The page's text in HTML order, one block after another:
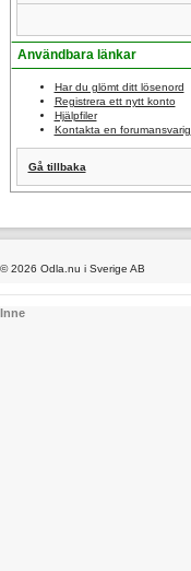
Användbara länkar
Har du glömt ditt lösenord
Registrera ett nytt konto
Hjälpfiler
Kontakta en forumansvarig
Gå tillbaka
© 2026 Odla.nu i Sverige AB
Inne